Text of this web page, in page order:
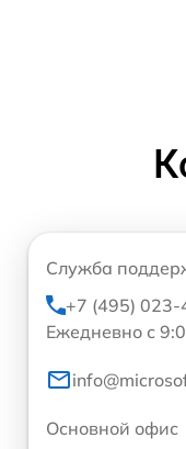
Служба
+7 (495)
Ежедневно с
Основной офис